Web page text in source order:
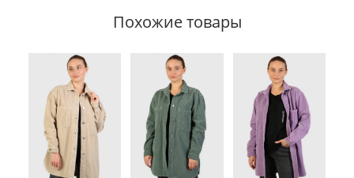
Похожие товары